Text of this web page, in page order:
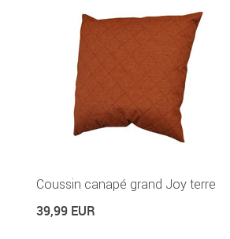
Coussin canapé grand Joy terre
39,99 EUR